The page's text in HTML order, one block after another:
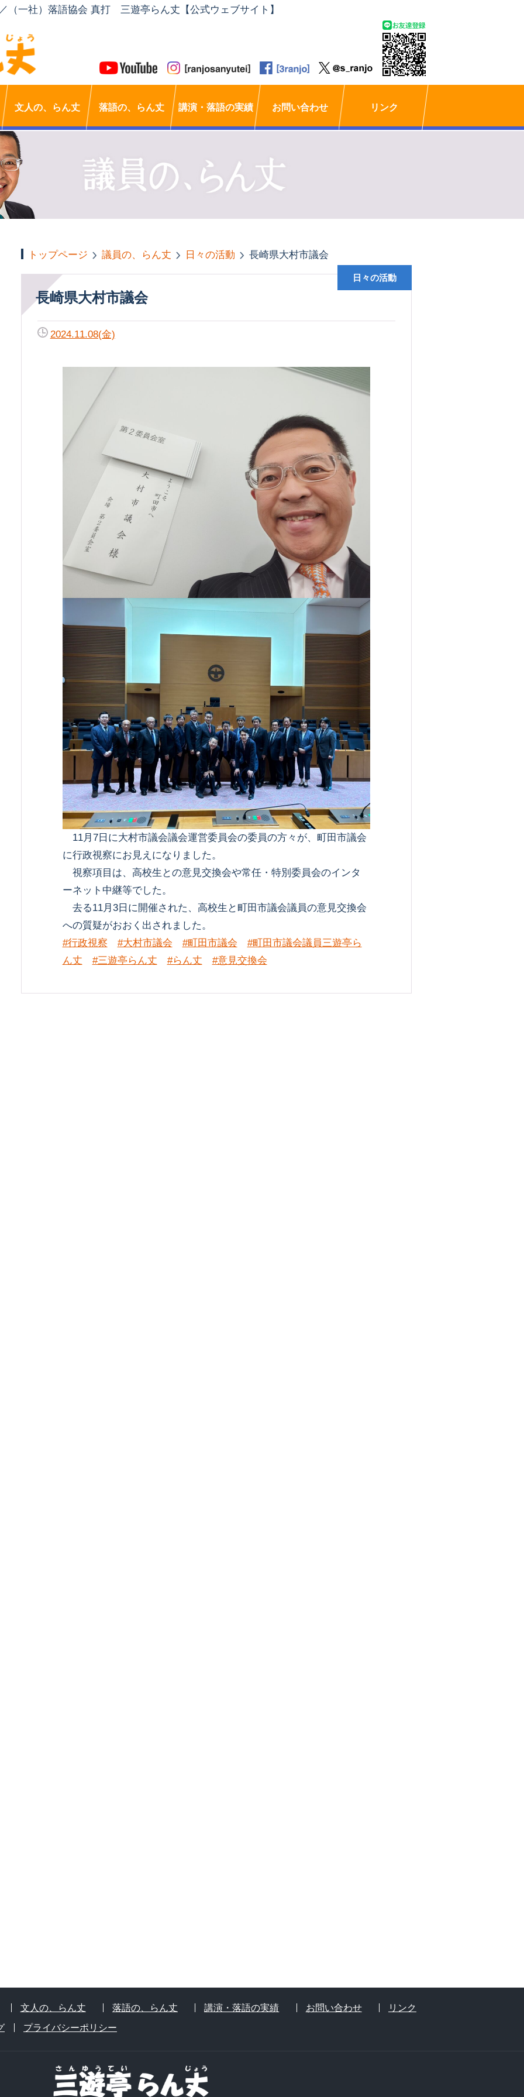
（一社）落語協会 真打 三遊亭らん丈【公式ウェブサイト】
文人の、らん丈 落語の、らん丈 講演・落語の実績 お問い合わせ リンク
トップページ 議員の、らん丈 日々の活動 長崎県大村市議会
長崎県大村市議会
日々の活動
2024.11.08(金)
11月7日に大村市議会議会運営委員会の委員の方々が、町田市議会
に行政視察にお見えになりました。
視察項目は、高校生との意見交換会や常任・特別委員会のインタ
ーネット中継等でした。
去る11月3日に開催された、高校生と町田市議会議員の意見交換会
への質疑がおおく出されました。
#行政視察
#大村市議会 #町田市議会
#町田市議会議員三遊亭ら
ん丈
#三遊亭らん丈 #らん丈 #意見交換会
文人の、らん丈 落語の、らん丈 講演・落語の実績 お問い合わせ
リンク
プライバシーポリシー